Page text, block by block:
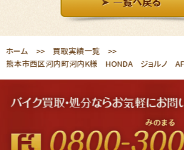
ホーム 買取実績一覧
熊本市西区河内町河内K様 HONDA ジョルノ